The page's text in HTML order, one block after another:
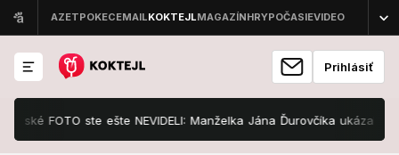
Prihlásiť
ste ešte NEVIDELI: Manželka Jána Ďurovčíka ukázala bruško!